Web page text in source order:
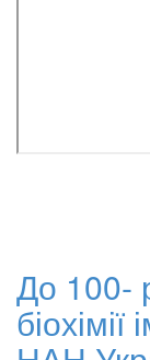
До 100-